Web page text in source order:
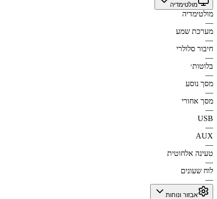
מולטימדיה
מולטימדיה
—
מערכת שמע
—
חיבור סלולרי
—
בלוטות׳
—
מסך נוסע
—
מסך אחורי
—
USB
—
AUX
—
טעינה אלחוטית
—
לוח שעונים
—
אבזור ונוחות